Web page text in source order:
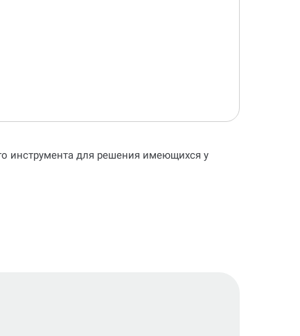
инструмента для решения имеющихся у